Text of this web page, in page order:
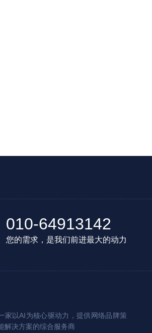
010-64913142
您的需求，是我们前进最大的动力
家以AI为核心驱动力，提供网络品牌策
解决方案的综合服务商